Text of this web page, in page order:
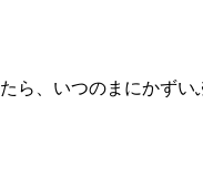
ら、いつのまにかず